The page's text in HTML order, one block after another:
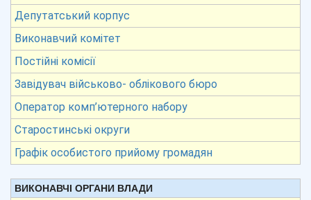
Депутатський корпус
Виконавчий комітет
Постійні комісії
Завідувач військово- облікового бюро
Оператор комп’ютерного набору
Старостинські округи
Графік особистого прийому громадян
ВИКОНАВЧІ ОРГАНИ ВЛАДИ